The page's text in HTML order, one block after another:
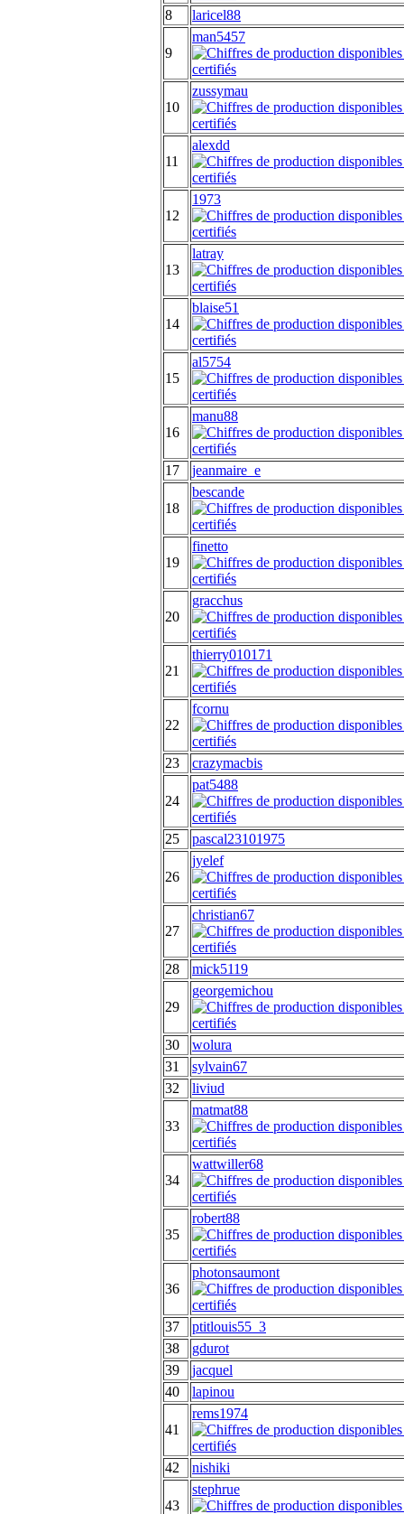
8 laricel88
9
man5457
10
zussymau
11
alexdd
12
1973
13
latray
14
blaise51
15
al5754
16
manu88
17 jeanmaire_e
18
bescande
19
finetto
20
gracchus
21
thierry010171
22
fcornu
23 crazymacbis
24
pat5488
25 pascal23101975
26
jyelef
27
christian67
28 mick5119
29
georgemichou
30
wolura
31
sylvain67
32
liviud
33
matmat88
34
wattwiller68
35
robert88
36
photonsaumont
37
ptitlouis55_3
38
gdurot
39
jacquel
40
lapinou
41
rems1974
42 nishiki
43
stephrue